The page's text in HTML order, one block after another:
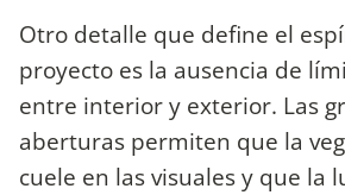
Otro detalle que define el
proyecto es la ausencia de
entre interior y exterior. Las
aberturas permiten que la
cuele en las visuales y que la